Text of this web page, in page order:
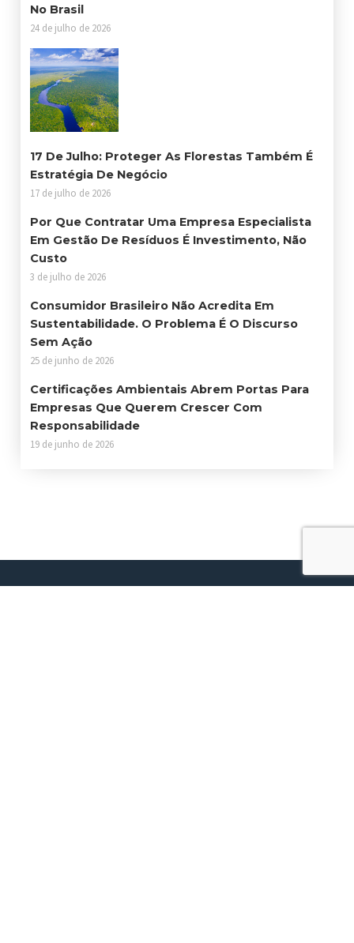
No Brasil
24 de julho de 2026
17 De Julho: Proteger As Florestas Também É
Estratégia De Negócio
17 de julho de 2026
Por Que Contratar Uma Empresa Especialista
Em Gestão De Resíduos É Investimento, Não
Custo
3 de julho de 2026
Consumidor Brasileiro Não Acredita Em
Sustentabilidade. O Problema É O Discurso
Sem Ação
25 de junho de 2026
Certificações Ambientais Abrem Portas Para
Empresas Que Querem Crescer Com
Responsabilidade
19 de junho de 2026